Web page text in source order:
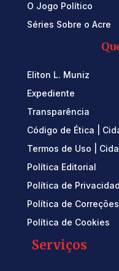
O Jogo Político
Séries Sobre o Acre
Eliton L. Muniz
Expediente
Transparência
Código de Ética |
Termos de Uso |
Política Editorial
Política de
Política de Correções
Política de Cookies
Serviços